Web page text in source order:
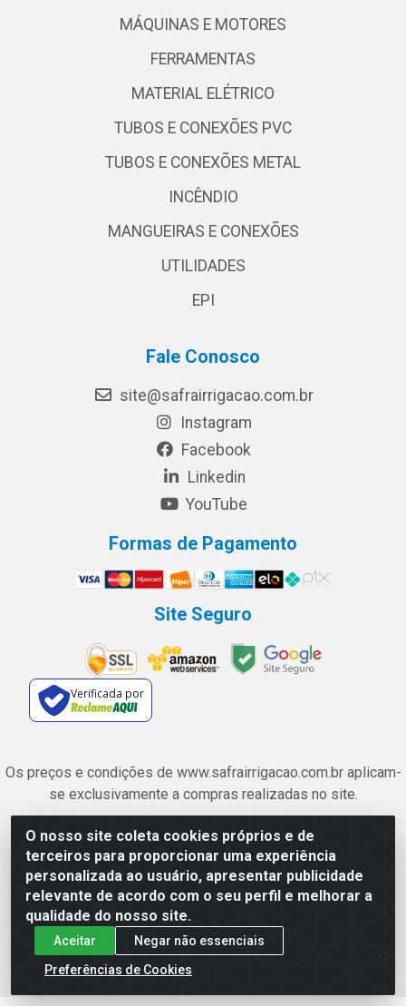
O nosso site coleta cookies próprios e de
terceiros para proporcionar uma experiência
personalizada ao usuário, apresentar publicidade
relevante de acordo com o seu perfil e melhorar a
qualidade do nosso site.
Aceitar
Negar não essenciais
Preferências de Cookies
MÁQUINAS E MOTORES
FERRAMENTAS
MATERIAL ELÉTRICO
TUBOS E CONEXÕES PVC
TUBOS E CONEXÕES METAL
INCÊNDIO
MANGUEIRAS E CONEXÕES
UTILIDADES
EPI
Fale Conosco
site@safrairrigacao.com.br
Instagram
Facebook
Linkedin
YouTube
Formas de Pagamento
Site Seguro
Verificada por
Os preços e condições de www.safrairrigacao.com.br aplicam-
se exclusivamente a compras realizadas no site.
Safra Agrícola e Pecuária LTDA - Avenida Castelo Branco, 5330 -
Esplanada dos Anicuns, Goiânia/GO - CEP 74.433-205 - CNPJ
06.315.490/0001-00